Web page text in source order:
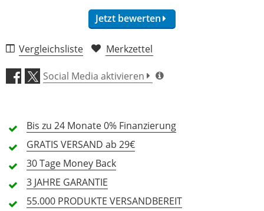
Jetzt bewerten
Verarbeitung (4,0)
Features (4,0)
Preis/Leistung (4,0)
2 Rezensionen
5 Sterne
Vergleichsliste Merkzettel
Social Media aktivieren
Bis zu 24 Monate0% Finanzierung
GRATIS VERSAND ab 29€
30 Tage Money Back
3 JAHRE GARANTIE
55.000 PRODUKTE VERSANDBEREIT